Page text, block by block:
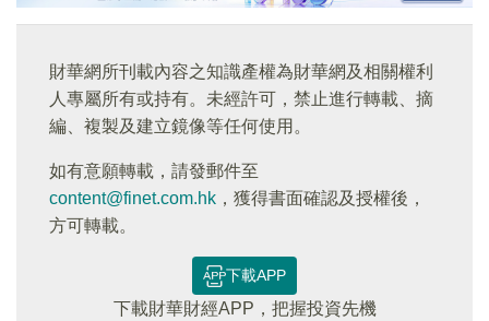
財華網所刊載內容之知識產權為財華網及相關權利
人專屬所有或持有。未經許可，禁止進行轉載、摘
編、複製及建立鏡像等任何使用。
如有意願轉載，請發郵件至
content@finet.com.hk ，獲得書面確認及授權後，
方可轉載。
下載APP
下載財華財經APP，把握投資先機